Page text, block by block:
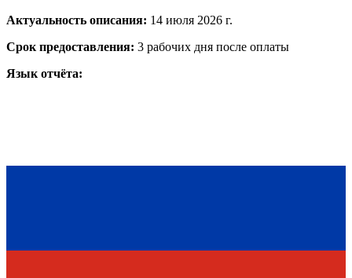
Актуальность описания: 14 июля 2026 г.
Срок предоставления: 3 рабочих дня после оплаты
Язык отчёта: